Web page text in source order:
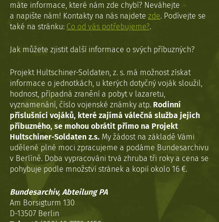
máte informace, které nám zde chybí? Neváhejte
a napište nám! Kontakty na nás najdete zde. Podívejte se
také na stránku: Co od vás potřebujeme?.
Jak můžete zjistit další informace o svých příbuzných?
Projekt Hultschiner-Soldaten, z. s. má možnost získat
informace o jednotkách, u kterých dotyčný voják sloužil,
hodnost, případná zranění a pobyt v lazaretu,
vyznamenání, číslo vojenské známky atp. Rodinní
příslušníci vojáků, které zajímá válečná služba jejich
příbuzného, se mohou obrátit přímo na Projekt
Hultschiner-Soldaten z.s. My žádost na základě Vámi
udělené plné moci zpracujeme a podáme Bundesarchivu
v Berlíně. Doba vypracováni trvá zhruba tři roky a cena se
pohybuje podle množství stránek a kopií okolo 16 €.
Bundesarchiv, Abteilung PA
Am Borsigturm 130
D-13507 Berlin